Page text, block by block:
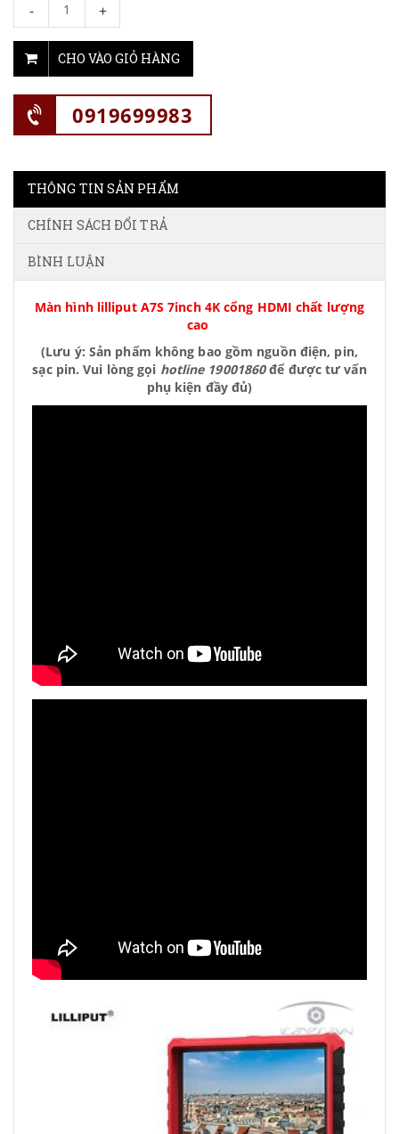
- +
CHO VÀO GIỎ HÀNG
0919699983
THÔNG TIN SẢN PHẨM
CHÍNH SÁCH ĐỔI TRẢ
BÌNH LUẬN
Màn hình lilliput A7S 7inch 4K cổng HDMI chất lượng
cao
(Lưu ý: Sản phẩm không bao gồm nguồn điện, pin,
sạc pin. Vui lòng gọi hotline 19001860để được tư vấn
phụ kiện đầy đủ)